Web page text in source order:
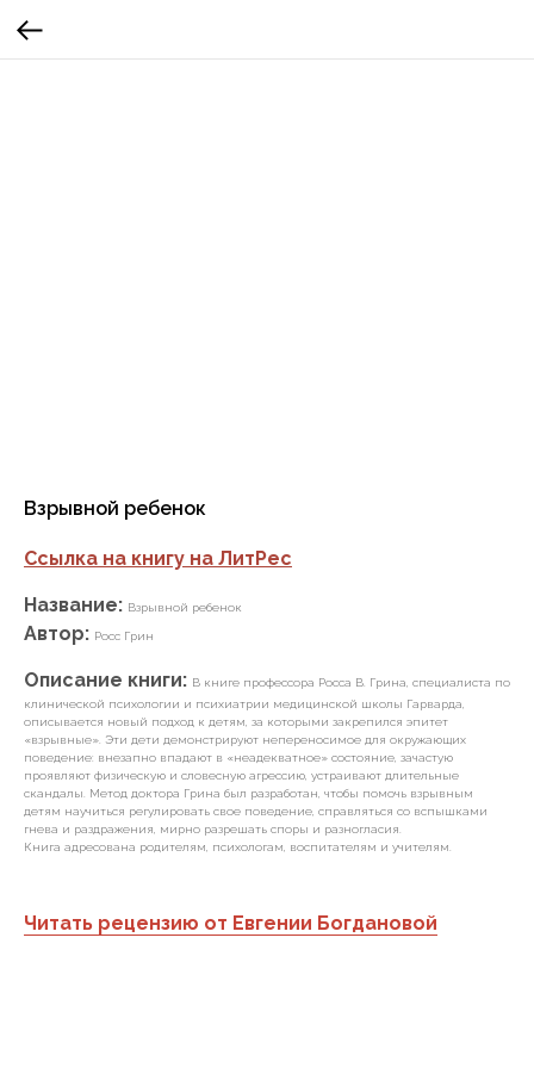
Взрывной ребенок
Ссылка на книгу на ЛитРес
Название: Взрывной ребенок
Автор: Росс Грин
Описание книги: В книге профессора Росса В. Грина, специалиста по
клинической психологии и психиатрии медицинской школы Гарварда,
описывается новый подход к детям, за которыми закрепился эпитет
«взрывные». Эти дети демонстрируют непереносимое для окружающих
поведение: внезапно впадают в «неадекватное» состояние, зачастую
проявляют физическую и словесную агрессию, устраивают длительные
скандалы. Метод доктора Грина был разработан, чтобы помочь взрывным
детям научиться регулировать свое поведение, справляться со вспышками
гнева и раздражения, мирно разрешать споры и разногласия.
Книга адресована родителям, психологам, воспитателям и учителям.
Читать рецензию от Евгении Богдановой